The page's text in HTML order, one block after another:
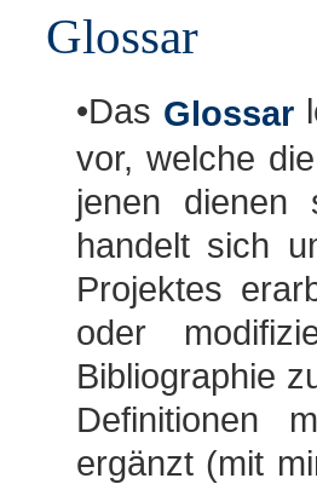
Glossar
•Das Glossar
vor, welche
jenen dienen
handelt sich
Projektes
oder
Bibliographie
Definitionen
ergänzt (mit